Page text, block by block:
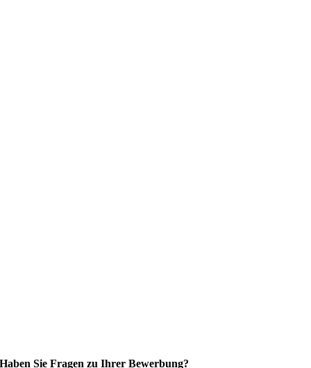
Haben Sie Fragen zu Ihrer Bewerbung?